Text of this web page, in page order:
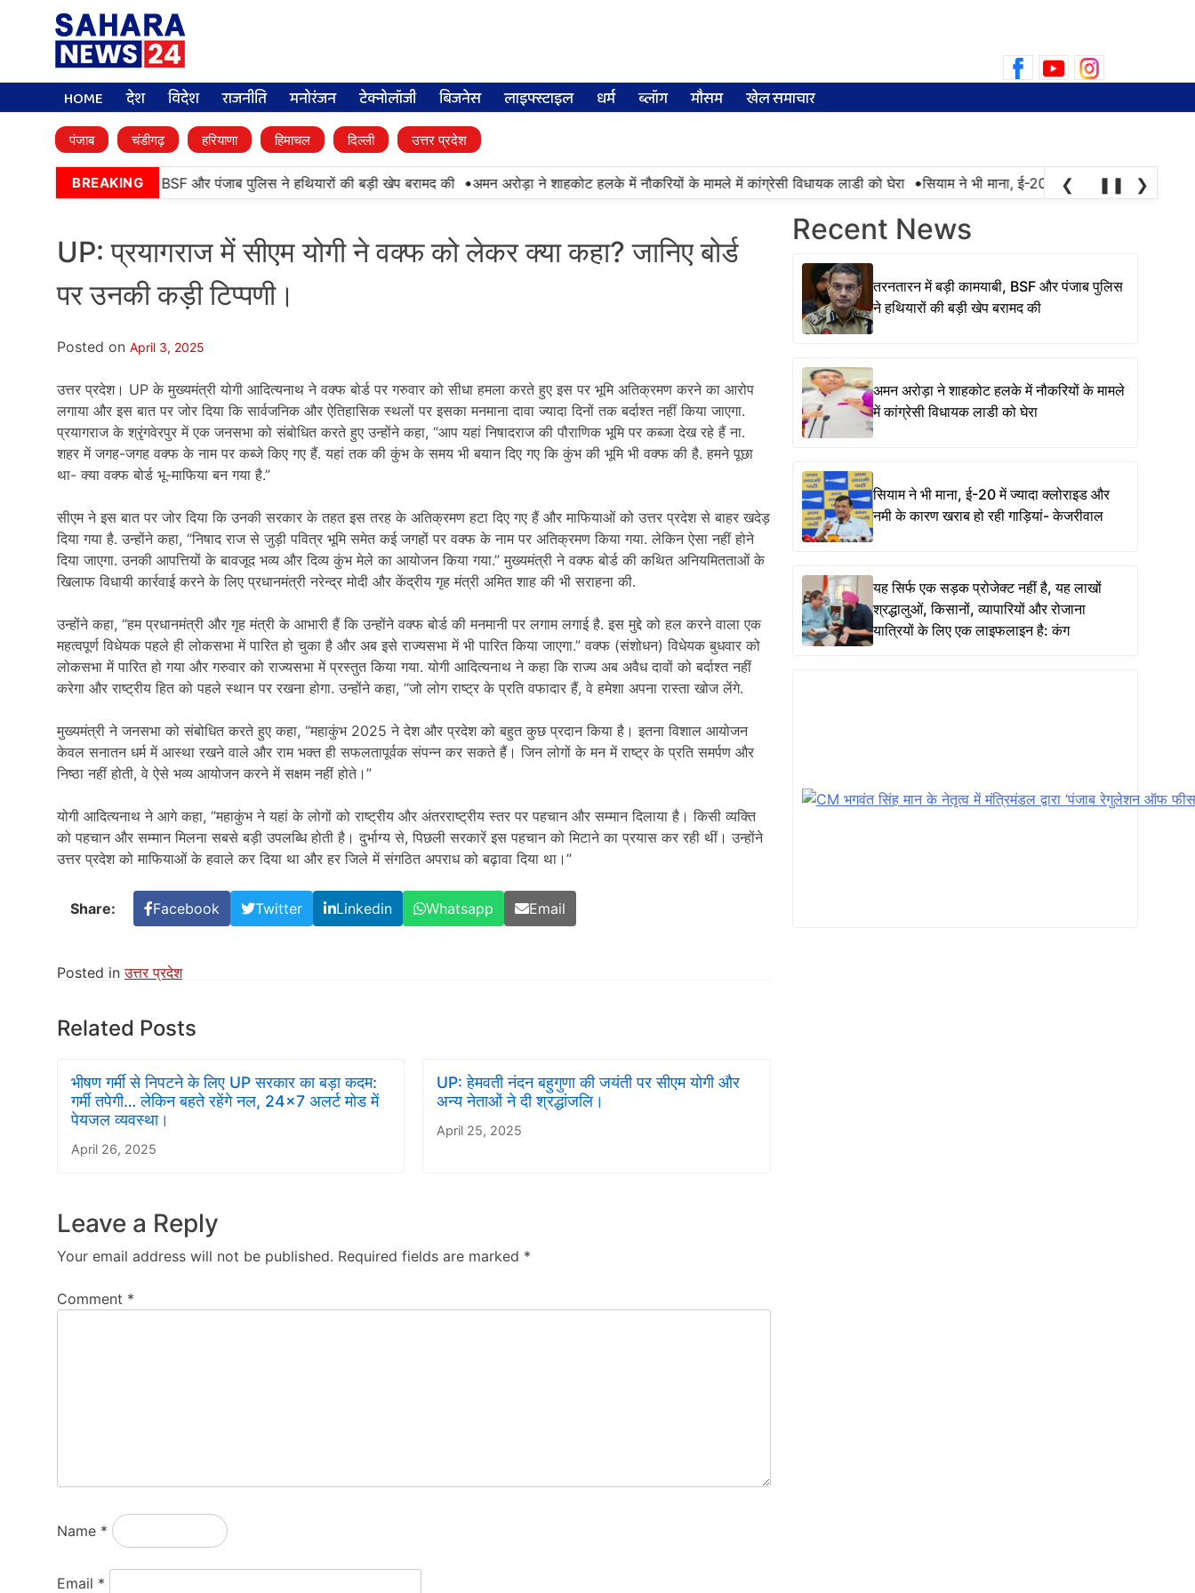
for:
HOME देश विदेश राजनीति मनोरंजन टेक्नोलॉजी बिजनेस लाइफ्स्टाइल धर्म ब्लॉग मौसम खेल समाचार
पंजाब चंडीगढ़ हरियाणा हिमाचल दिल्ली उत्तर प्रदेश
BREAKING
तरनतारन में बड़ी कामयाबी, BSF और पंजाब पुलिस ने हथियारों की बड़ी खेप बरामद की • अमन अरोड़ा ने शाहकोट हलके में नौकरियों के मामले में कांग्रेसी विधायक लाडी को घेरा • सियाम ने भी माना, ई-20 में ज्यादा क्लोराइड और नमी
❮ ❚❚ ❯
UP: प्रयागराज में सीएम योगी ने वक्फ को लेकर क्या कहा? जानिए बोर्ड
पर उनकी कड़ी टिप्पणी।
Posted on April 3, 2025
उत्तर प्रदेश। UP के मुख्यमंत्री योगी आदित्यनाथ ने वक्फ बोर्ड पर गरुवार को सीधा हमला करते हुए इस पर भूमि अतिक्रमण करने का आरोप
लगाया और इस बात पर जोर दिया कि सार्वजनिक और ऐतिहासिक स्थलों पर इसका मनमाना दावा ज्यादा दिनों तक बर्दाश्त नहीं किया जाएगा.
प्रयागराज के श्रृंगवेरपुर में एक जनसभा को संबोधित करते हुए उन्होंने कहा, “आप यहां निषादराज की पौराणिक भूमि पर कब्जा देख रहे हैं ना.
शहर में जगह-जगह वक्फ के नाम पर कब्जे किए गए हैं. यहां तक की कुंभ के समय भी बयान दिए गए कि कुंभ की भूमि भी वक्फ की है. हमने पूछा
था- क्या वक्फ बोर्ड भू-माफिया बन गया है.”
सीएम ने इस बात पर जोर दिया कि उनकी सरकार के तहत इस तरह के अतिक्रमण हटा दिए गए हैं और माफियाओं को उत्तर प्रदेश से बाहर खदेड़
दिया गया है. उन्होंने कहा, “निषाद राज से जुड़ी पवित्र भूमि समेत कई जगहों पर वक्फ के नाम पर अतिक्रमण किया गया. लेकिन ऐसा नहीं होने
दिया जाएगा. उनकी आपत्तियों के बावजूद भव्य और दिव्य कुंभ मेले का आयोजन किया गया.” मुख्यमंत्री ने वक्फ बोर्ड की कथित अनियमितताओं के
खिलाफ विधायी कार्रवाई करने के लिए प्रधानमंत्री नरेन्द्र मोदी और केंद्रीय गृह मंत्री अमित शाह की भी सराहना की.
उन्होंने कहा, “हम प्रधानमंत्री और गृह मंत्री के आभारी हैं कि उन्होंने वक्फ बोर्ड की मनमानी पर लगाम लगाई है. इस मुद्दे को हल करने वाला एक
महत्वपूर्ण विधेयक पहले ही लोकसभा में पारित हो चुका है और अब इसे राज्यसभा में भी पारित किया जाएगा.” वक्फ (संशोधन) विधेयक बुधवार को
लोकसभा में पारित हो गया और गरुवार को राज्यसभा में प्रस्तुत किया गया. योगी आदित्यनाथ ने कहा कि राज्य अब अवैध दावों को बर्दाश्त नहीं
करेगा और राष्ट्रीय हित को पहले स्थान पर रखना होगा. उन्होंने कहा, “जो लोग राष्ट्र के प्रति वफादार हैं, वे हमेशा अपना रास्ता खोज लेंगे.
मुख्यमंत्री ने जनसभा को संबोधित करते हुए कहा, “महाकुंभ 2025 ने देश और प्रदेश को बहुत कुछ प्रदान किया है। इतना विशाल आयोजन
केवल सनातन धर्म में आस्था रखने वाले और राम भक्त ही सफलतापूर्वक संपन्न कर सकते हैं। जिन लोगों के मन में राष्ट्र के प्रति समर्पण और
निष्ठा नहीं होती, वे ऐसे भव्य आयोजन करने में सक्षम नहीं होते।”
योगी आदित्यनाथ ने आगे कहा, “महाकुंभ ने यहां के लोगों को राष्ट्रीय और अंतरराष्ट्रीय स्तर पर पहचान और सम्मान दिलाया है। किसी व्यक्ति
को पहचान और सम्मान मिलना सबसे बड़ी उपलब्धि होती है। दुर्भाग्य से, पिछली सरकारें इस पहचान को मिटाने का प्रयास कर रही थीं। उन्होंने
उत्तर प्रदेश को माफियाओं के हवाले कर दिया था और हर जिले में संगठित अपराध को बढ़ावा दिया था।”
Share: Facebook Twitter Linkedin Whatsapp Email
Posted inउत्तर प्रदेश
Related Posts
भीषण गर्मी से निपटने के लिए UP सरकार का बड़ा कदम:
गर्मी तपेगी… लेकिन बहते रहेंगे नल, 24×7 अलर्ट मोड में
पेयजल व्यवस्था।
April 26, 2025
UP: हेमवती नंदन बहुगुणा की जयंती पर सीएम योगी और
अन्य नेताओं ने दी श्रद्धांजलि।
April 25, 2025
Leave a Reply
Your email address will not be published. Required fields are marked *
Comment *
Name *
Email *
Recent News
तरनतारन में बड़ी कामयाबी, BSF और पंजाब पुलिस
ने हथियारों की बड़ी खेप बरामद की
अमन अरोड़ा ने शाहकोट हलके में नौकरियों के मामले
में कांग्रेसी विधायक लाडी को घेरा
सियाम ने भी माना, ई-20 में ज्यादा क्लोराइड और
नमी के कारण खराब हो रही गाड़ियां- केजरीवाल
यह सिर्फ एक सड़क प्रोजेक्ट नहीं है, यह लाखों
श्रद्धालुओं, किसानों, व्यापारियों और रोजाना
यात्रियों के लिए एक लाइफलाइन है: कंग